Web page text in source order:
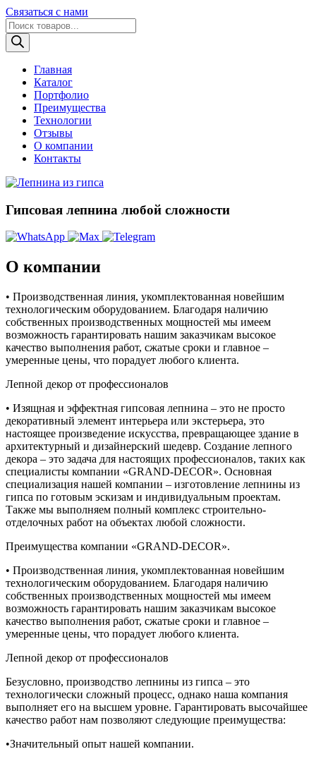
Связаться с нами
Поиск
товаров
Главная
Каталог
Портфолио
Преимущества
Технологии
Отзывы
О компании
Контакты
Гипсовая лепнина любой сложности
О компании
• Производственная линия, укомплектованная новейшим
технологическим оборудованием. Благодаря наличию
собственных производственных мощностей мы имеем
возможность гарантировать нашим заказчикам высокое
качество выполнения работ, сжатые сроки и главное –
умеренные цены, что порадует любого клиента.
Лепной декор от профессионалов
• Изящная и эффектная гипсовая лепнина – это не просто
декоративный элемент интерьера или экстерьера, это
настоящее произведение искусства, превращающее здание в
архитектурный и дизайнерский шедевр. Создание лепного
декора – это задача для настоящих профессионалов, таких как
специалисты компании «GRAND-DECOR». Основная
специализация нашей компании – изготовление лепнины из
гипса по готовым эскизам и индивидуальным проектам.
Также мы выполняем полный комплекс строительно-
отделочных работ на объектах любой сложности.
Преимущества компании «GRAND-DECOR».
• Производственная линия, укомплектованная новейшим
технологическим оборудованием. Благодаря наличию
собственных производственных мощностей мы имеем
возможность гарантировать нашим заказчикам высокое
качество выполнения работ, сжатые сроки и главное –
умеренные цены, что порадует любого клиента.
Лепной декор от профессионалов
Безусловно, производство лепнины из гипса – это
технологически сложный процесс, однако наша компания
выполняет его на высшем уровне. Гарантировать высочайшее
качество работ нам позволяют следующие преимущества:
•Значительный опыт нашей компании.